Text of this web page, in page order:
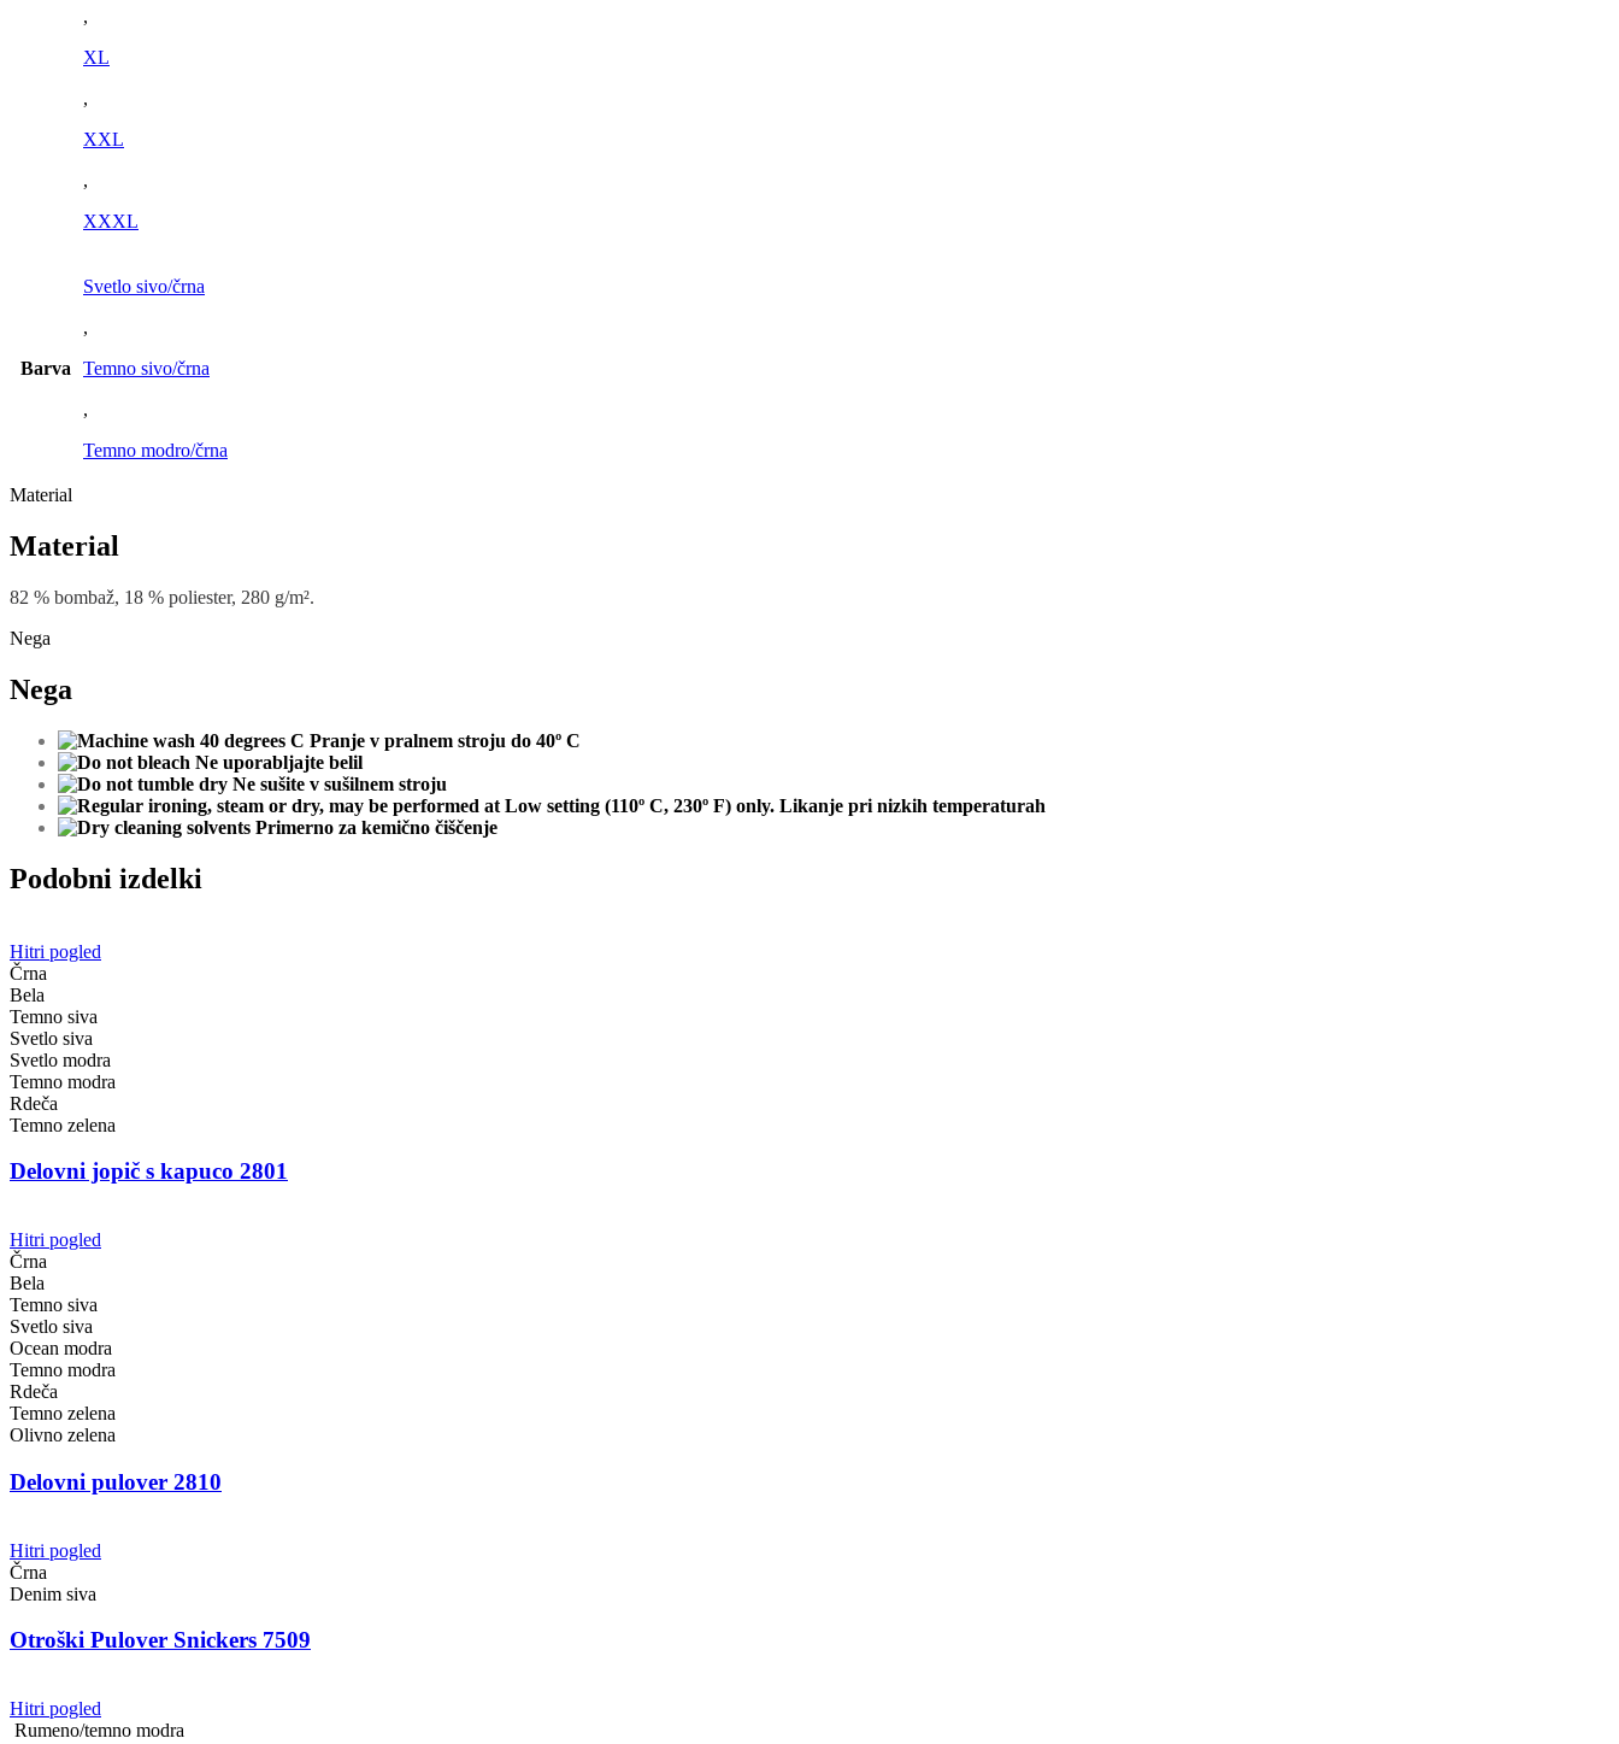
,
XL
,
XXL
,
XXXL
Barva
Svetlo sivo/črna
,
Temno sivo/črna
,
Temno modro/črna
Material
Material
82 % bombaž, 18 % poliester, 280 g/m².
Nega
Nega
Pranje v pralnem stroju do 40º C
Ne uporabljajte belil
Ne sušite v sušilnem stroju
Likanje pri nizkih temperaturah
Primerno za kemično čiščenje
Podobni izdelki
Hitri pogled
Črna
Bela
Temno siva
Svetlo siva
Svetlo modra
Temno modra
Rdeča
Temno zelena
Delovni jopič s kapuco 2801
Hitri pogled
Črna
Bela
Temno siva
Svetlo siva
Ocean modra
Temno modra
Rdeča
Temno zelena
Olivno zelena
Delovni pulover 2810
Hitri pogled
Črna
Denim siva
Otroški Pulover Snickers 7509
Hitri pogled
Rumeno/temno modra